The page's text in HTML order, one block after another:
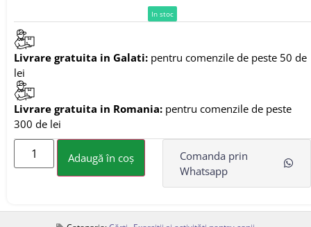
In stoc
Livrare gratuita in Galati: pentru comenzile de peste 50 de
lei
Livrare gratuita in Romania: pentru comenzile de peste
300 de lei
Adaugă în coș
Comanda prin
Whatsapp